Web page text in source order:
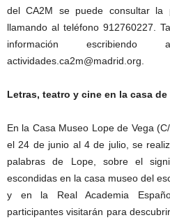
del CA2M se puede consultar la
llamando al teléfono 912760227.
información
actividades.ca2m@madrid.org.
Letras, teatro y cine en la casa de
En la Casa Museo Lope de Vega
el 24 de junio al 4 de julio, se
palabras de Lope, sobre el
escondidas en la casa museo del
y en la Real Academia
participantes visitarán para